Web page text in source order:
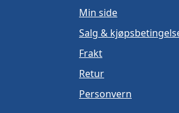
Min side
Salg &
Frakt
Retur
Personvern